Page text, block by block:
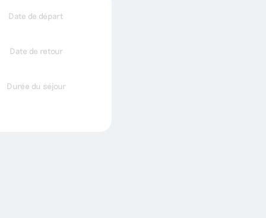
Date de départ
Date de retour
Durée du séjour